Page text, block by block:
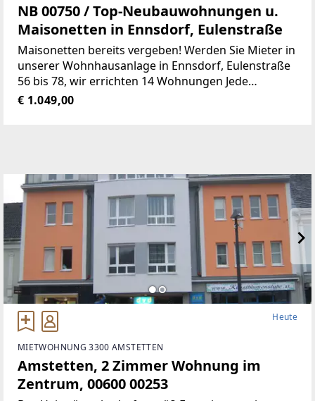
NB 00750 / Top-Neubauwohnungen u.
Maisonetten in Ennsdorf, Eulenstraße
Maisonetten bereits vergeben! Werden Sie Mieter in
unserer Wohnhausanlage in Ennsdorf, Eulenstraße
56 bis 78, wir errichten 14 Wohnungen Jede
Wohnung verfügt über einen Tiefgaragen-
€ 1.049,00
Heute
MIETWOHNUNG 3300 AMSTETTEN
Amstetten, 2 Zimmer Wohnung im
Zentrum, 00600 00253